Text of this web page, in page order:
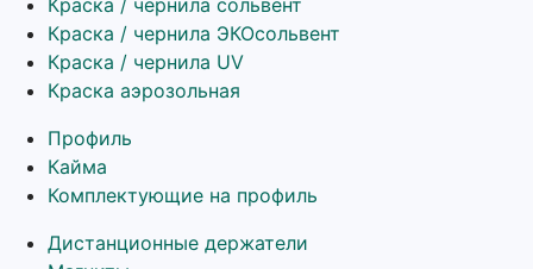
Краска / чернила ЭКОсольвент
Краска / чернила UV
Краска аэрозольная
Профиль
Кайма
Комплектующие на профиль
Дистанционные держатели